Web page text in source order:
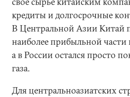
кредиты и долгосрочные
В Центральной Азии Китай
наиболее прибыльной части
а в России остался просто
газа.
Для центральноазиатских